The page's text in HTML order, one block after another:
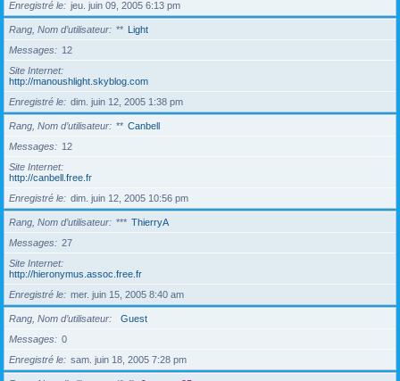
Enregistré le
jeu. juin 09, 2005 6:13 pm
Rang, Nom d’utilisateur ** Light
Messages
12
Site Internet
http://manoushlight.skyblog.com
Enregistré le
dim. juin 12, 2005 1:38 pm
Rang, Nom d’utilisateur ** Canbell
Messages
12
Site Internet
http://canbell.free.fr
Enregistré le
dim. juin 12, 2005 10:56 pm
Rang, Nom d’utilisateur *** ThierryA
Messages
27
Site Internet
http://hieronymus.assoc.free.fr
Enregistré le
mer. juin 15, 2005 8:40 am
Rang, Nom d’utilisateur
Guest
Messages
0
Enregistré le
sam. juin 18, 2005 7:28 pm